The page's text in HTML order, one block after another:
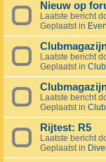
Nieuw op
Laatste bericht
Geplaatst in
Laatste bericht
Geplaatst in
Laatste bericht
Geplaatst in
Rijtest: R5
Laatste bericht
Geplaatst in